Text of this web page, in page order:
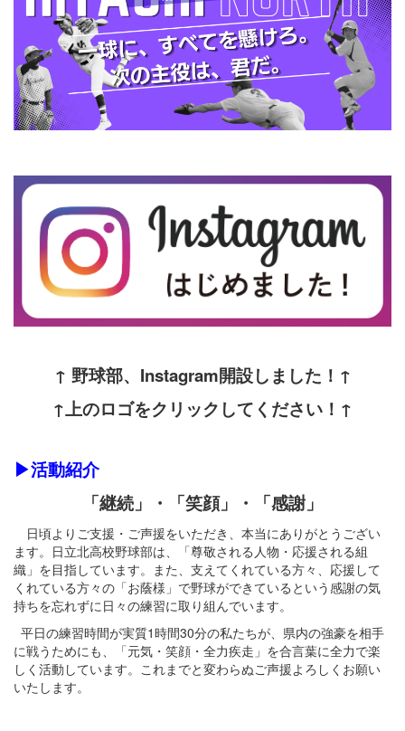
↑ 野球部、Instagram開設しました！↑
↑上のロゴをクリックしてください！↑
▶活動紹介
「継続」・「笑顔」・「感謝」
日頃よりご支援・ご声援をいただき、本当にありがとうござい
ます。日立北高校野球部は、「尊敬される人物・応援される組
織」を目指しています。また、支えてくれている方々、応援して
くれている方々の「お蔭様」で野球ができているという感謝の気
持ちを忘れずに日々の練習に取り組んでいます。
平日の練習時間が実質1時間30分の私たちが、県内の強豪を相手
に戦うためにも、「元気・笑顔・全力疾走」を合言葉に全力で楽
しく活動しています。これまでと変わらぬご声援よろしくお願い
いたします。